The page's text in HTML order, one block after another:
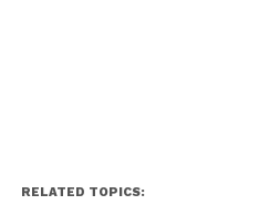
RELATED TOPICS: